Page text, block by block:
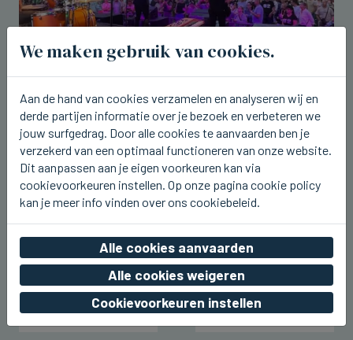
U2.be op de planken bij Ceciliafeeste
in Ichtegem
vr 07 augustus 2026, 22:42
We maken gebruik van cookies.
Aan de hand van cookies verzamelen en analyseren wij en
derde partijen informatie over je bezoek en verbeteren we
jouw surfgedrag. Door alle cookies te aanvaarden ben je
verzekerd van een optimaal functioneren van onze website.
Dit aanpassen aan je eigen voorkeuren kan via
cookievoorkeuren instellen. Op onze pagina cookie policy
kan je meer info vinden over ons cookiebeleid.
Alle cookies aanvaarden
Alle cookies weigeren
Cookievoorkeuren instellen